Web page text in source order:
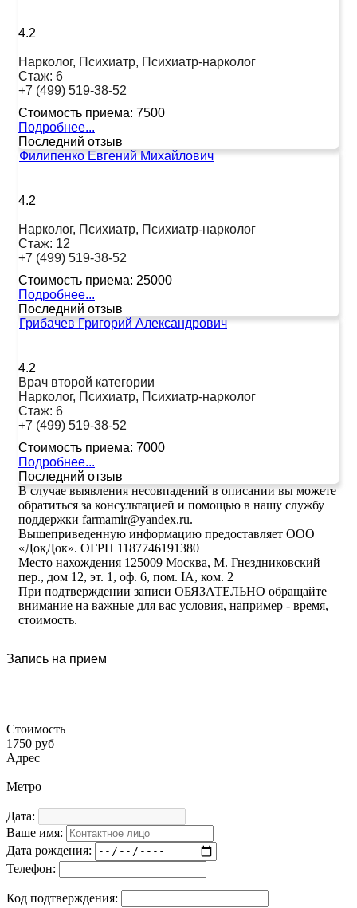
4.2
Нарколог, Психиатр, Психиатр-нарколог
Стаж: 6
+7 (499) 519-38-52
Стоимость приема: 7500
Подробнее...
Последний отзыв
Филипенко Евгений Михайлович
4.2
Нарколог, Психиатр, Психиатр-нарколог
Стаж: 12
+7 (499) 519-38-52
Стоимость приема: 25000
Подробнее...
Последний отзыв
Грибачев Григорий Александрович
4.2
Врач второй категории
Нарколог, Психиатр, Психиатр-нарколог
Стаж: 6
+7 (499) 519-38-52
Стоимость приема: 7000
Подробнее...
Последний отзыв
В случае выявления несовпадений в описании вы можете
обратиться за консультацией и помощью в нашу службу
поддержки farmamir@yandex.ru.
Вышеприведенную информацию предоставляет ООО
«ДокДок». ОГРН 1187746191380
Место нахождения 125009 Москва, М. Гнездниковский
пер., дом 12, эт. 1, оф. 6, пом. IA, ком. 2
При подтверждении записи ОБЯЗАТЕЛЬНО обращайте
внимание на важные для вас условия, например - время,
стоимость.
Запись на прием
Стоимость
1750 руб
Адрес
Метро
Дата:
Ваше имя:
Дата рождения:
Телефон:
Код подтверждения: